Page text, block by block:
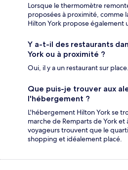
Lorsque le thermomètre
proposées à proximité, comme
Hilton York propose également
Y a-t-il des restaurants
York ou à proximité ?
Oui, il y a un restaurant sur place.
Que puis-je trouver aux
l'hébergement ?
L'hébergement Hilton York se
marche de Remparts de York et
voyageurs trouvent que le
shopping et idéalement placé.